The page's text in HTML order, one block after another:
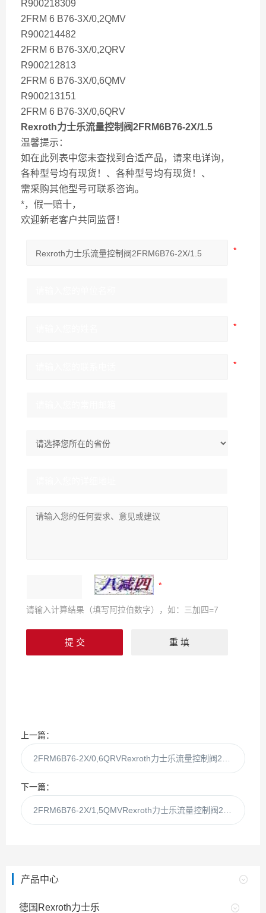
R900218309
2FRM 6 B76-3X/0,2QMV
R900214482
2FRM 6 B76-3X/0,2QRV
R900212813
2FRM 6 B76-3X/0,6QMV
R900213151
2FRM 6 B76-3X/0,6QRV
Rexroth力士乐流量控制阀2FRM6B76-2X/1.5
温馨提示：
如在此列表中您未查找到合适产品，请来电详询，
各种型号均有现货！、各种型号均有现货！、
需采购其他型号可联系咨询。
*，假一赔十，
欢迎新老客户共同监督！
请输入计算结果（填写阿拉伯数字），如：三加四=7
上一篇：
下一篇：
产品中心
德国Rexroth力士乐